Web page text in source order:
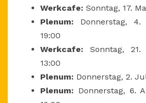
Werkcafe: Sonntag, 17.
Plenum: Donnerstag,
19:00
Werkcafe: Sonntag,
13:00
Plenum: Donnerstag, 2.
Plenum: Donnerstag, 6.